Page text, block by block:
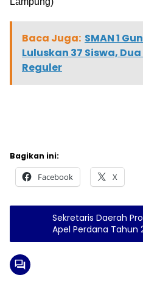
Baca Juga: SMAN 1
Luluskan 37 Siswa,
Reguler
Bagikan ini:
Facebook X
Sekretaris Daerah
Apel Perdana Tahun
Pemerintah Provinsi